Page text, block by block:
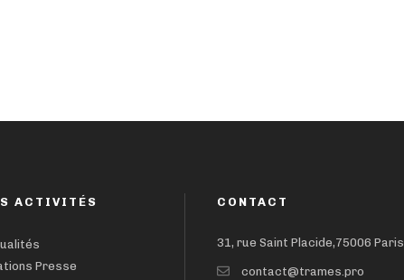
ACTIVITÉS
Presse
CONTACT
31, rue Saint Placide,75006 Paris
contact@trames.pro